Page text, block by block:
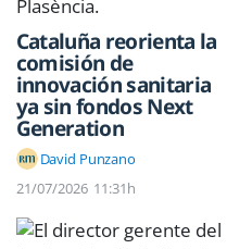
Cataluña reorienta la
comisión de
innovación sanitaria
ya sin fondos Next
Generation
David Punzano
21/07/2026 11:31h